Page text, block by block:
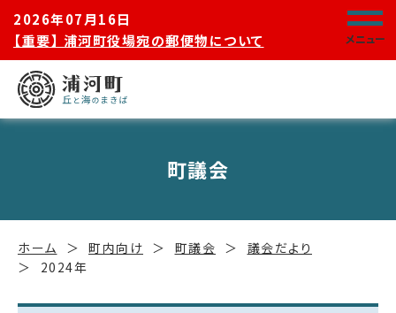
2026年07月16日
【重要】 浦河町役場宛の郵便物について
メニュー
町議会
ホーム 町内向け 町議会
議会だより
2024年